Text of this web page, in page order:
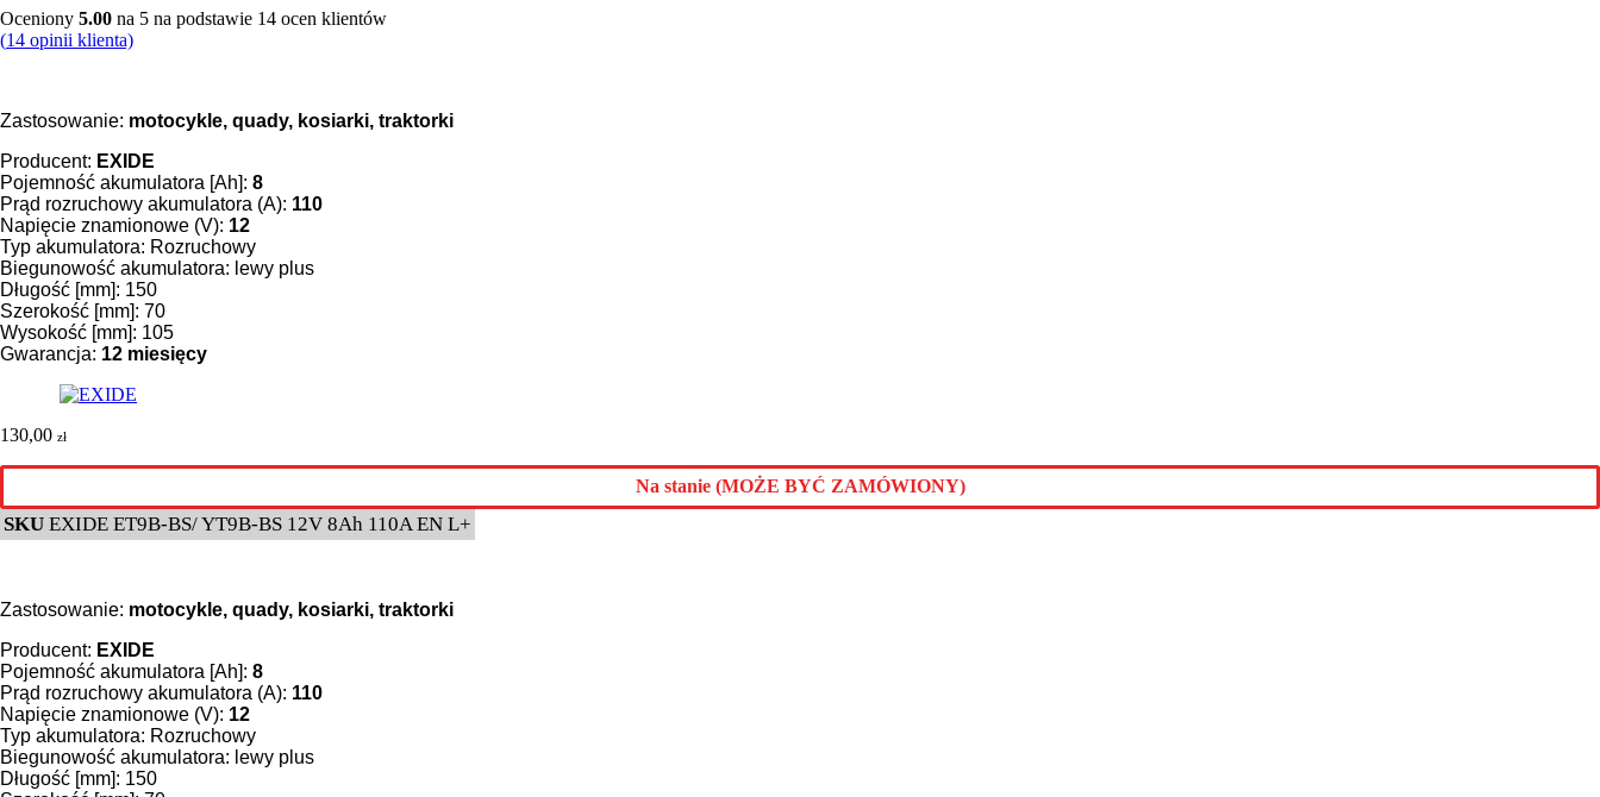
Oceniony 5.00 na 5 na podstawie 14 ocen klientów
(14 opinii klienta)
Zastosowanie: motocykle, quady, kosiarki, traktorki
Producent: EXIDE
Pojemność akumulatora [Ah]: 8
Prąd rozruchowy akumulatora (A): 110
Napięcie znamionowe (V): 12
Typ akumulatora: Rozruchowy
Biegunowość akumulatora: lewy plus
Długość [mm]: 150
Szerokość [mm]: 70
Wysokość [mm]: 105
Gwarancja: 12 miesięcy
130,00 zł
Na stanie (MOŻE BYĆ ZAMÓWIONY)
SKU EXIDE ET9B-BS/ YT9B-BS 12V 8Ah 110A EN L+
Zastosowanie: motocykle, quady, kosiarki, traktorki
Producent: EXIDE
Pojemność akumulatora [Ah]: 8
Prąd rozruchowy akumulatora (A): 110
Napięcie znamionowe (V): 12
Typ akumulatora: Rozruchowy
Biegunowość akumulatora: lewy plus
Długość [mm]: 150